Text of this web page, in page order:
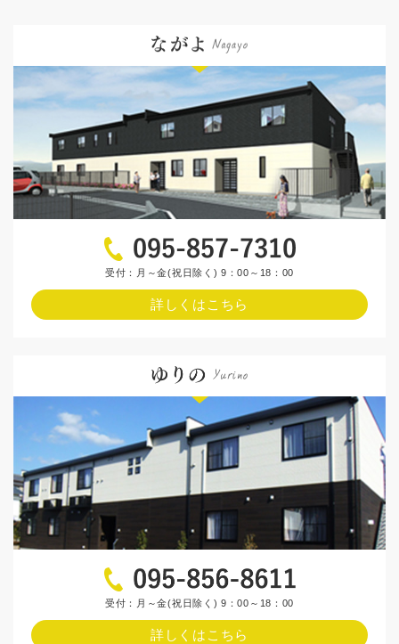
受付：月～金(祝日除く) 9：00～18：00
詳しくはこちら
受付：月～金(祝日除く) 9：00～18：00
詳しくはこちら